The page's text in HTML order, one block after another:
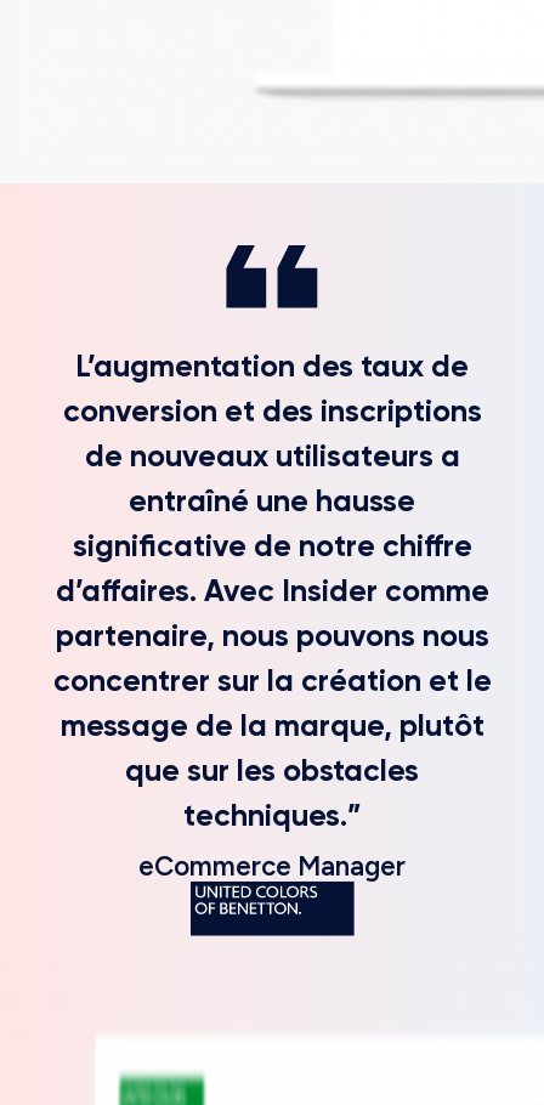
L’augmentation des taux de
conversion et des inscriptions
de nouveaux utilisateurs a
entraîné une hausse
significative de notre chiffre
d’affaires. Avec Insider comme
partenaire, nous pouvons nous
concentrer sur la création et le
message de la marque, plutôt
que sur les obstacles
techniques.”
eCommerce Manager